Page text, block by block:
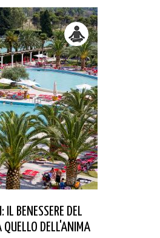
BENESSERE DEL
DELL'ANIMA